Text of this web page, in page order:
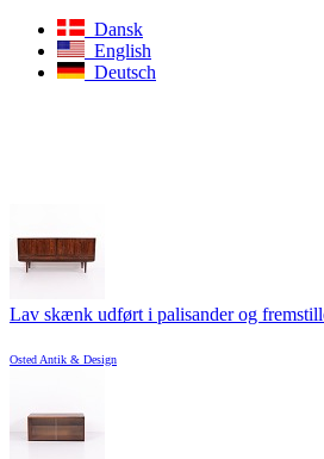
Dansk
English
Deutsch
Lav skænk udført i palisander og
Osted Antik & Design